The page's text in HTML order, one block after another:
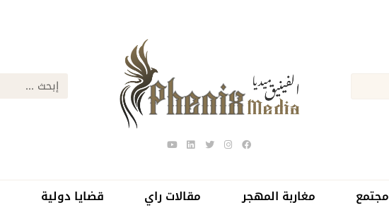
مجتمع مغاربة المهجر مقالات راي قضايا دولية